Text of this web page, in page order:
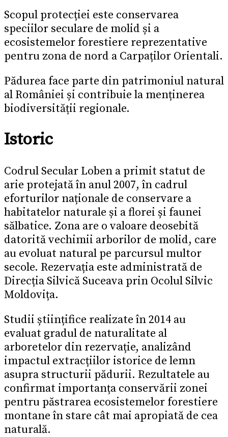
Scopul protecției este conservarea
speciilor seculare de molid și a
ecosistemelor forestiere reprezentative
pentru zona de nord a Carpaților Orientali.
Pădurea face parte din patrimoniul natural
al României și contribuie la menținerea
biodiversității regionale.
Istoric
Codrul Secular Loben a primit statut de
arie protejată în anul 2007, în cadrul
eforturilor naționale de conservare a
habitatelor naturale și a florei și faunei
sălbatice. Zona are o valoare deosebită
datorită vechimii arborilor de molid, care
au evoluat natural pe parcursul multor
secole. Rezervația este administrată de
Direcția Silvică Suceava prin Ocolul Silvic
Moldovița.
Studii științifice realizate în 2014 au
evaluat gradul de naturalitate al
arboretelor din rezervație, analizând
impactul extracțiilor istorice de lemn
asupra structurii pădurii. Rezultatele au
confirmat importanța conservării zonei
pentru păstrarea ecosistemelor forestiere
montane în stare cât mai apropiată de cea
naturală.